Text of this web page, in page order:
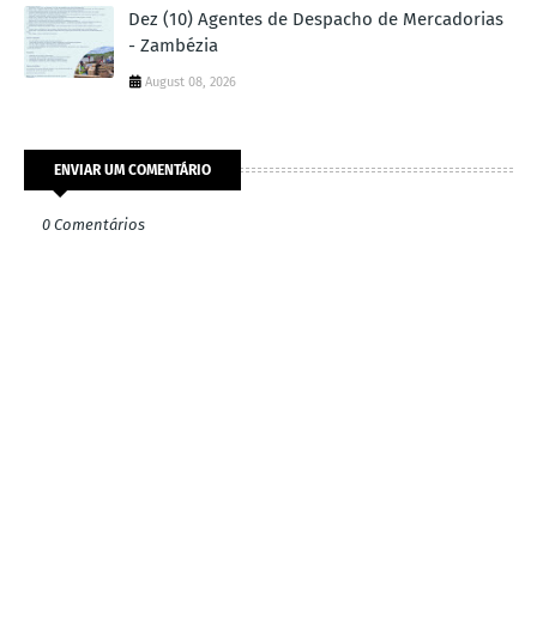
Dez (10) Agentes de Despacho de Mercadorias
- Zambézia
August 08, 2026
ENVIAR UM COMENTÁRIO
0 Comentários